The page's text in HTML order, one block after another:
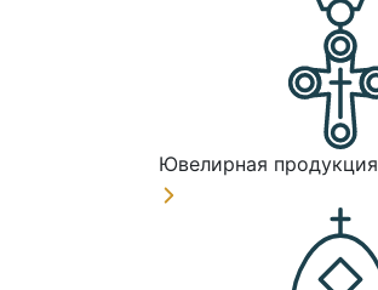
Ювелирная продукция